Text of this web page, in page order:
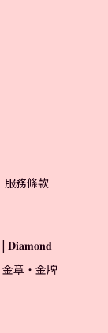
服務條款
𝐃𝐢𝐚𝐦𝐨𝐧𝐝
章・金牌